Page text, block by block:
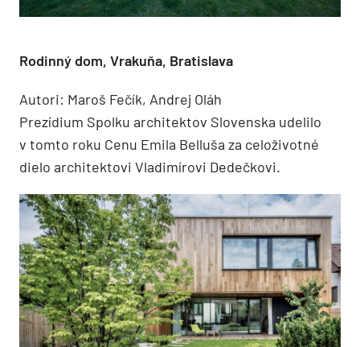
Rodinný dom, Vrakuňa, Bratislava
Autori: Maroš Fečík, Andrej Oláh
Prezídium Spolku architektov Slovenska udelilo
v tomto roku Cenu Emila Belluša za celoživotné
dielo architektovi Vladimírovi Dedečkovi.